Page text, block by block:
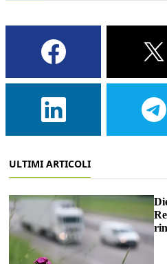
ULTIMI ARTICOLI